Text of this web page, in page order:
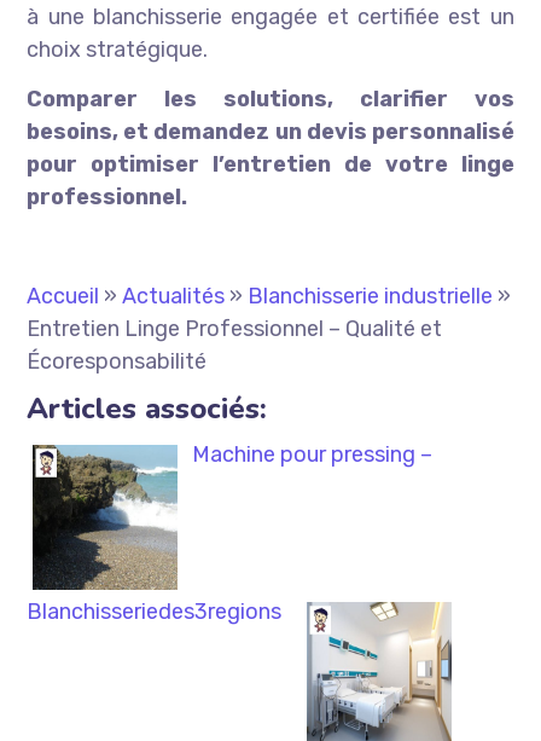
à une blanchisserie engagée et certifiée est un
choix stratégique.
Comparer les solutions, clarifier vos
besoins, et demandez un devis personnalisé
pour optimiser l’entretien de votre linge
professionnel.
Accueil »Actualités » Blanchisserie industrielle »
Entretien Linge Professionnel – Qualité et
Écoresponsabilité
Articles associés:
Machine pour pressing –
Blanchisseriedes3regions